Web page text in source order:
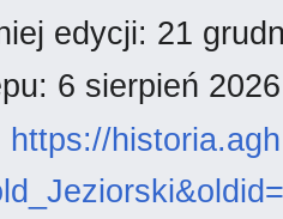
edycji: 21
6 sierpień
https://